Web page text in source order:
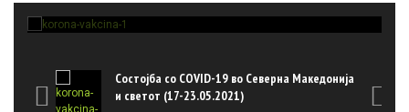
PharmaNEWS.mk
Состојба со COVID-19 во Северна Македонија
и светот (17-23.05.2021)
 